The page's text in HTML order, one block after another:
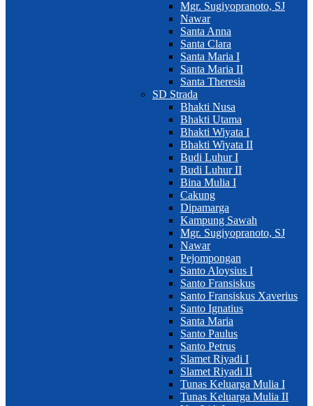
Mgr. Sugiyopranoto, SJ
Nawar
Santa Anna
Santa Clara
Santa Maria I
Santa Maria II
Santa Theresia
SD Strada
Bhakti Nusa
Bhakti Utama
Bhakti Wiyata I
Bhakti Wiyata II
Budi Luhur I
Budi Luhur II
Bina Mulia I
Cakung
Dipamarga
Kampung Sawah
Mgr. Sugiyopranoto, SJ
Nawar
Pejompongan
Santo Aloysius I
Santo Fransiskus
Santo Fransiskus Xaverius
Santo Ignatius
Santa Maria
Santo Paulus
Santo Petrus
Slamet Riyadi I
Slamet Riyadi II
Tunas Keluarga Mulia I
Tunas Keluarga Mulia II